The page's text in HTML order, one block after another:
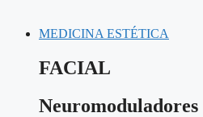
MEDICINA ESTÉTICA
FACIAL
Neuromoduladores